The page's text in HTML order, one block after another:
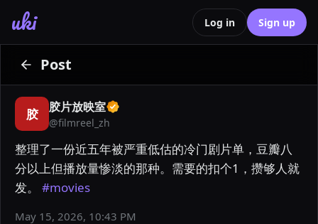
uki Log in Sign up
Post
胶 胶片放映室
@filmreel_zh
整理了一份近五年被严重低估的冷门剧片单，豆瓣八
分以上但播放量惨淡的那种。需要的扣个1，攒够人就
发。 #movies
May 15, 2026, 10:43 PM